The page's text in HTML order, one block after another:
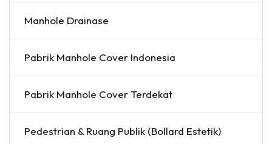
Manhole Drainase
Pabrik Manhole Cover Indonesia
Pabrik Manhole Cover Terdekat
Pedestrian & Ruang Publik (Bollard Estetik)